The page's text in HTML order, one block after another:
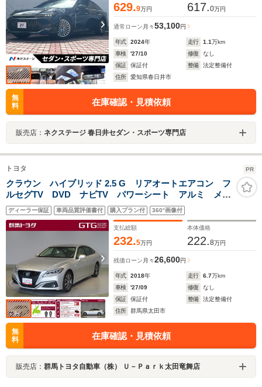
629.9万円 617.0万円
通常ローン 月々53,100円
年式 2024年 走行 1.1万km
車検
'27/10 修復
なし
保証
保証付 整備
法定整備付
住所
愛知県春日井市
無
料
在庫確認・見積依頼
販売店： ネクステージ 春日井セダン・スポーツ専門店
トヨタ PR
クラウン ハイブリッド 2.5 G リアオートエアコン フ
ルセグTV DVD ナビTV パワーシート アルミ メモ
リナビ キーフリー 盗難防止装置 オートエアコン
AUX AC100V ABS スマートキー 横滑り防止機
能 エアバッグ
ディーラー保証 車両品質評価書付 購入プラン付 360°画像付
支払総額
232.5万円
本体価格
222.8万円
残価ローン 月々26,600円
年式 2018年 走行 6.7万km
車検
'27/09 修復
なし
保証
保証付 整備
法定整備付
住所
群馬県太田市
無
料
在庫確認・見積依頼
販売店： 群馬トヨタ自動車（株） Ｕ－Ｐａｒｋ太田竜舞店